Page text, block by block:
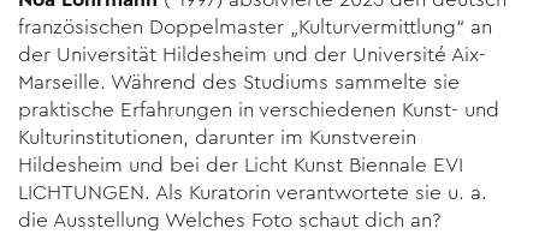
französi­schen Doppelmaster „Kulturvermittlung“ an
der Universität Hildesheim und der Université Aix-
Marseille. Während des Studiums sammelte sie
praktische Erfahrungen in verschiedenen Kunst- und
Kulturinstitutionen, darunter im Kunstverein
Hildesheim und bei der Licht Kunst Biennale EVI
LICHTUNGEN. Als Kuratorin verantwortete sie u. a.
die Ausstellung Welches Foto schaut dich an?